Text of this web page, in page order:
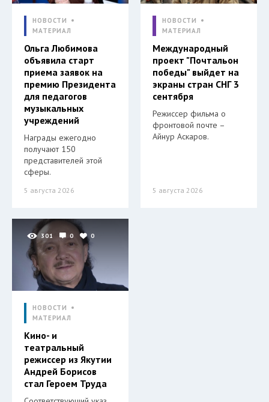
НОВОСТИ
МАТЕРИАЛ
Ольга Любимова
объявила старт
приема заявок на
премию Президента
для педагогов
музыкальных
учреждений
Награды ежегодно
получают 150
представителей этой
сферы.
5 августа 2026
НОВОСТИ
МАТЕРИАЛ
Международный
проект "Почтальон
победы" выйдет на
экраны стран СНГ 3
сентября
Режиссер фильма о
фронтовой почте –
Айнур Аскаров.
5 августа 2026
301 0 0
НОВОСТИ
МАТЕРИАЛ
Кино- и
театральный
режиссер из Якутии
Андрей Борисов
стал Героем Труда